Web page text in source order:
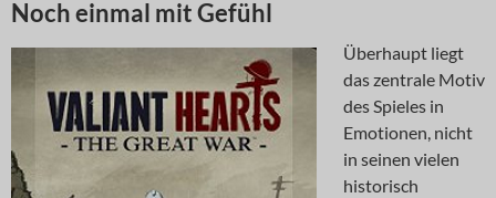
Noch einmal mit Gefühl
Überhaupt liegt
das zentrale Motiv
des Spieles in
Emotionen, nicht
in seinen vielen
historisch